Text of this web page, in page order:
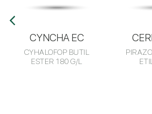
CYNCHA EC
CYHALOFOP BUTIL
ESTER 180 G/L